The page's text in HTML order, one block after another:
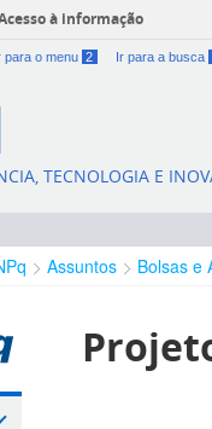
à informação
para o menu 2 Ir para a busca
TECNOLOGIA E
Assuntos Bolsas e